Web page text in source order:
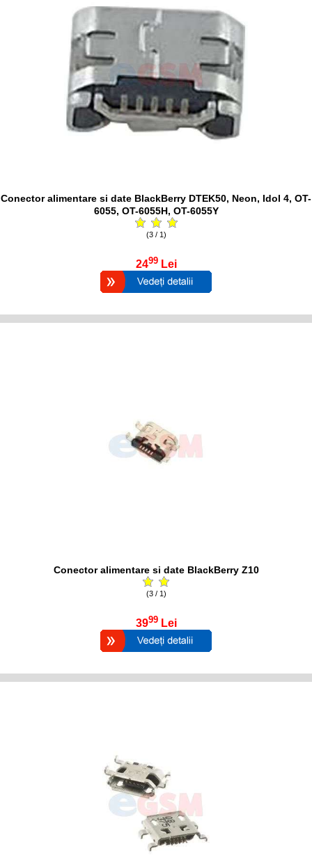
Conector alimentare si date BlackBerry DTEK50, Neon, Idol 4, OT-
6055, OT-6055H, OT-6055Y
(3 / 1)
2499 Lei
Conector alimentare si date BlackBerry Z10
(3 / 1)
3999 Lei